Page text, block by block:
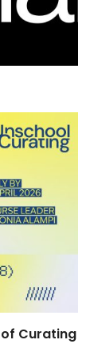
Curating